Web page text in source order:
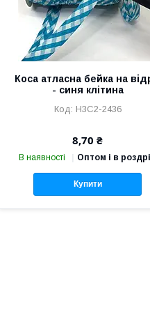
Коса атласна бейка на
- синя клітина
Н3С2-2436
8,70 ₴
В наявності Оптом і в
Купити